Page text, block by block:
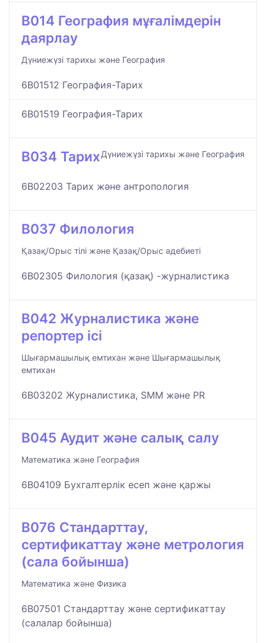
B014 География мұғалімдерін
даярлау
Дүниежүзі тарихы және География
6B01512 География-Тарих
6B01519 География-Тарих
B034 ТарихДүниежүзі тарихы және География
6B02203 Тарих және антропология
B037 Филология
Қазақ/Орыс тілі және Қазақ/Орыс әдебиеті
6B02305 Филология (қазақ) -журналистика
B042 Журналистика және
репортер ісі
Шығармашылық емтихан және Шығармашылық
емтихан
6B03202 Журналистика, SMM және PR
B045 Аудит және салық салу
Математика және География
6B04109 Бухгалтерлік есеп және қаржы
B076 Стандарттау,
сертификаттау және метрология
(сала бойынша)
Математика және Физика
6B07501 Стандарттау және сертификаттау
(салалар бойынша)